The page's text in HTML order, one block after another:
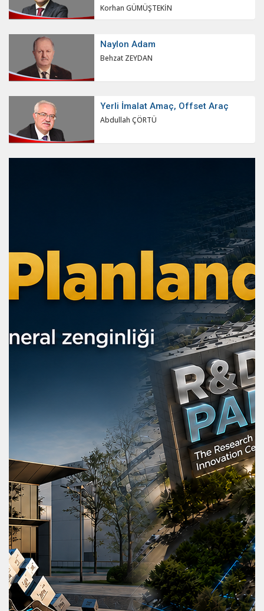
Korhan GÜMÜŞTEKİN
Naylon Adam
Behzat ZEYDAN
Yerli İmalat Amaç, Offset Araç
Abdullah ÇÖRTÜ